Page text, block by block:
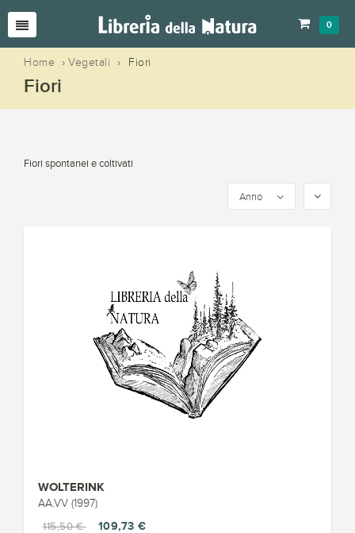
0
Home › Vegetali › Fiori
Fiori
Fiori spontanei e coltivati
Anno
WOLTERINK
AA.VV (1997)
115,50 €
109,73 €